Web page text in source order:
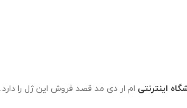
اینترنتی ام ار دی مد قصد فروش این ژل را دارد.